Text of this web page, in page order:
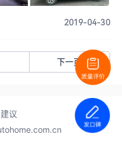
2019-04-30
下一页
议